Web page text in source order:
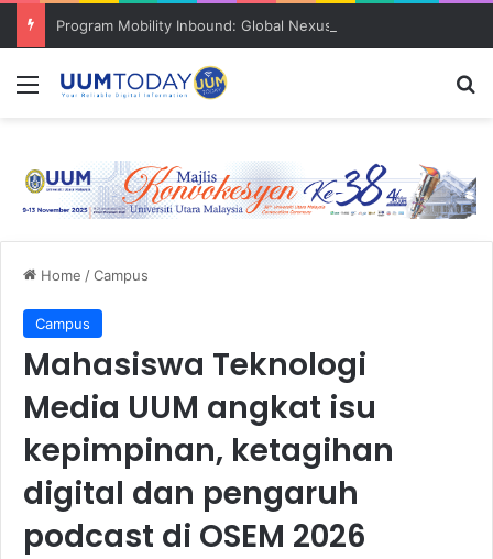
Menu
Home /Campus
Campus
Mahasiswa Teknologi
Media UUM angkat isu
kepimpinan, ketagihan
digital dan pengaruh
podcast di OSEM 2026